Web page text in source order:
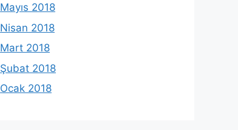
Mayıs 2018
Nisan 2018
Mart 2018
Şubat 2018
Ocak 2018